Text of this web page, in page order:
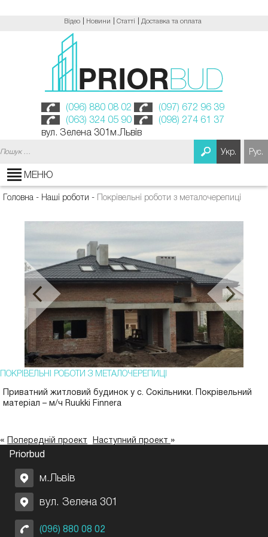
Відео Новини Статті Доставка та оплата
(096) 880 08 02
(097) 672 96 39
(063) 324 05 90
(098) 274 61 37
вул. Зелена 301м.Львів
Укр. Рус.
МЕНЮ
Головна - Наші роботи - Покрівельні роботи з металочерепиці
ПОКРІВЕЛЬНІ РОБОТИ З МЕТАЛОЧЕРЕПИЦІ
Приватний житловий будинок у с. Сокільники. Покрівельний
матеріал – м/ч Ruukki Finnera
« Попередній проект Наступний проект »
Priorbud
м.Львів
вул. Зелена 301
(096) 880 08 02